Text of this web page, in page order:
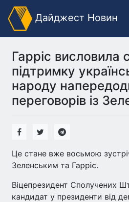
Дайджест Новин
Гарріс висловила
підтримку
народу
переговорів із
Це стане вже восьмою
Зеленським та Гарріс.
Віцепрезидент Сполучених
кандидат у президенти від